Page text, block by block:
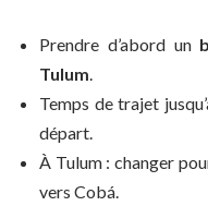
Prendre d’abord un
Tulum.
Temps de trajet
départ.
À Tulum : changer
vers Cobá.